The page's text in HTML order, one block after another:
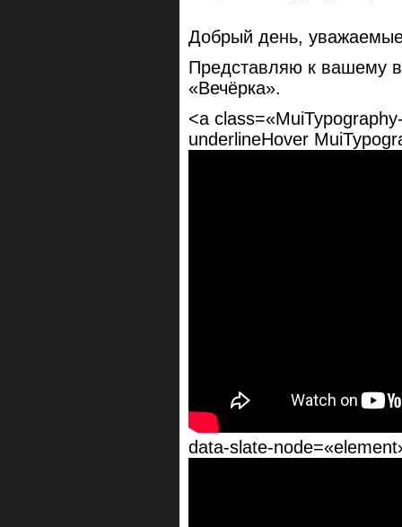
Добрый день,
Представляю к вашему
«Вечёрка».
<a
underlineHover
data-slate-